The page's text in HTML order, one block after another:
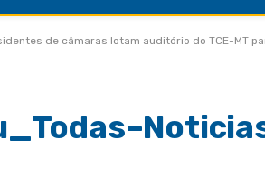
de câmaras lotam auditório do TCE-MT